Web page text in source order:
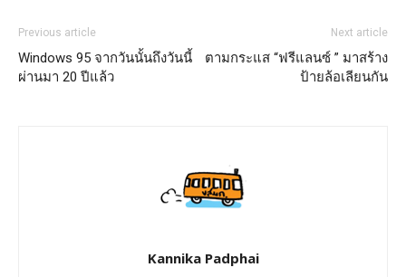
Previous article
Windows 95 จากวันนั้นถึงวันนี้
ผ่านมา 20 ปีแล้ว
Next article
ตามกระแส “ฟรีแลนซ์ ” มาสร้าง
ป้ายล้อเลียนกัน
Kannika Padphai